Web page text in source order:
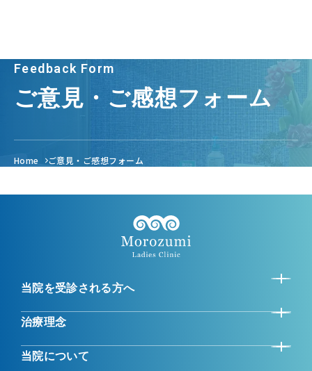
Feedback Form
ご意見・ご感想フォーム
Home ご意見・ご感想フォーム
当院を受診される方へ
治療理念
当院について